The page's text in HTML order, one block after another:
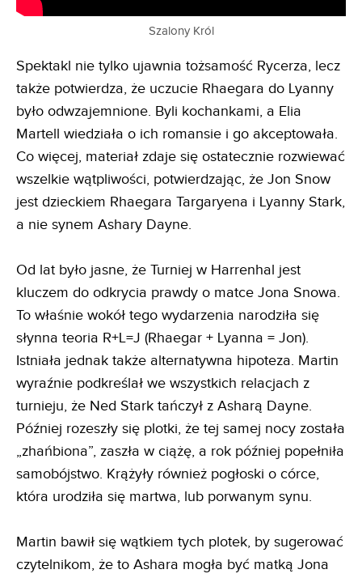
Szalony Król
Spektakl nie tylko ujawnia tożsamość Rycerza, lecz
także potwierdza, że uczucie Rhaegara do Lyanny
było odwzajemnione. Byli kochankami, a Elia
Martell wiedziała o ich romansie i go akceptowała.
Co więcej, materiał zdaje się ostatecznie rozwiewać
wszelkie wątpliwości, potwierdzając, że Jon Snow
jest dzieckiem Rhaegara Targaryena i Lyanny Stark,
a nie synem Ashary Dayne.
Od lat było jasne, że Turniej w Harrenhal jest
kluczem do odkrycia prawdy o matce Jona Snowa.
To właśnie wokół tego wydarzenia narodziła się
słynna teoria R+L=J (Rhaegar + Lyanna = Jon).
Istniała jednak także alternatywna hipoteza. Martin
wyraźnie podkreślał we wszystkich relacjach z
turnieju, że Ned Stark tańczył z Asharą Dayne.
Później rozeszły się plotki, że tej samej nocy została
„zhańbiona”, zaszła w ciążę, a rok później popełniła
samobójstwo. Krążyły również pogłoski o córce,
która urodziła się martwa, lub porwanym synu.
Martin bawił się wątkiem tych plotek, by sugerować
czytelnikom, że to Ashara mogła być matką Jona